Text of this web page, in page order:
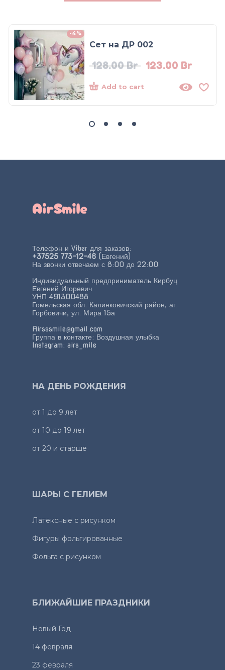
-4%
Сет на ДР 002
128.00Br 123.00 Br
Add to cart
Телефон и Viber для заказов:
+37525 773-12-46 (Евгений)
На звонки отвечаем с 8:00 до 22:00
Индивидуальный предприниматель Кирбуц
Евгений Игоревич
УНП 491300488
Гомельская обл. Калинковичский район, аг.
Горбовичи, ул. Мира 15а
Airsssmile@gmail.com
Группа в контакте: Воздушная улыбка
Instagram: airs_mile
НА ДЕНЬ РОЖДЕНИЯ
от 1 до 9 лет
от 10 до 19 лет
от 20 и старше
ШАРЫ С ГЕЛИЕМ
Латексные с рисунком
Фигуры фольгированные
Фольга с рисунком
БЛИЖАЙШИЕ ПРАЗДНИКИ
Новый Год
14 февраля
23 февраля